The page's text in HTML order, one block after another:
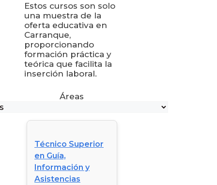
Estos cursos son solo
una muestra de la
oferta educativa en
Carranque,
proporcionando
formación práctica y
teórica que facilita la
inserción laboral.
Áreas
Técnico Superior
en Guía,
Información y
Asistencias